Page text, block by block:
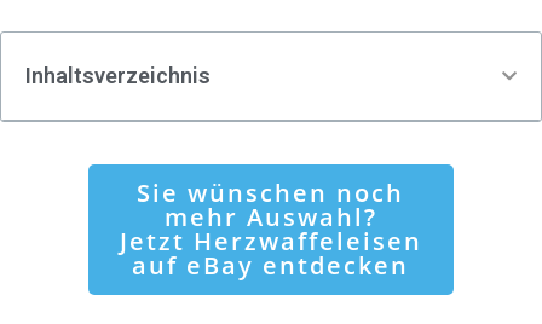
Inhaltsverzeichnis
Sie wünschen noch
mehr Auswahl?
Jetzt Herzwaffeleisen
auf eBay entdecken